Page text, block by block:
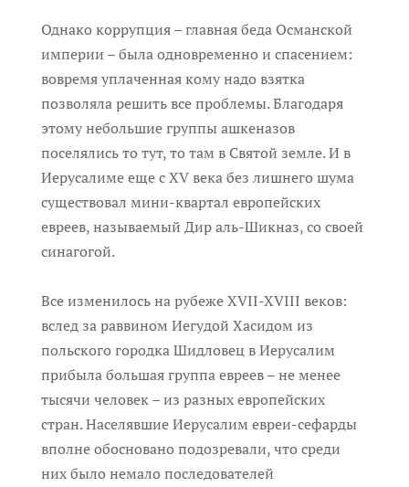
Однако коррупция – главная беда Османской
империи – была одновременно и спасением:
вовремя уплаченная кому надо взятка
позволяла решить все проблемы. Благодаря
этому небольшие группы ашкеназов
поселялись то тут, то там в Святой земле. И в
Иерусалиме еще с XV века без лишнего шума
существовал мини-квартал европейских
евреев, называемый Дир аль-Шикназ, со своей
синагогой.
Все изменилось на рубеже XVII-XVIII веков:
вслед за раввином Иегудой Хасидом из
польского городка Шидловец в Иерусалим
прибыла большая группа евреев – не менее
тысячи человек – из разных европейских
стран. Населявшие Иерусалим евреи-сефарды
вполне обосновано подозревали, что среди
них было немало последователей